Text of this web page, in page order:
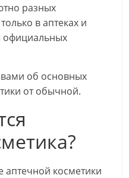
разных
в аптеках и
официальных
об основных
от обычной.
аптечной косметики